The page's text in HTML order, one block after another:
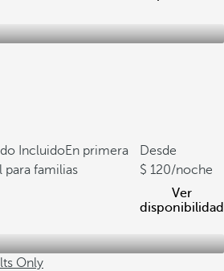
IncluidoEn primera
para familias
Desde
120/noche
Ver
disponibilidad
Only